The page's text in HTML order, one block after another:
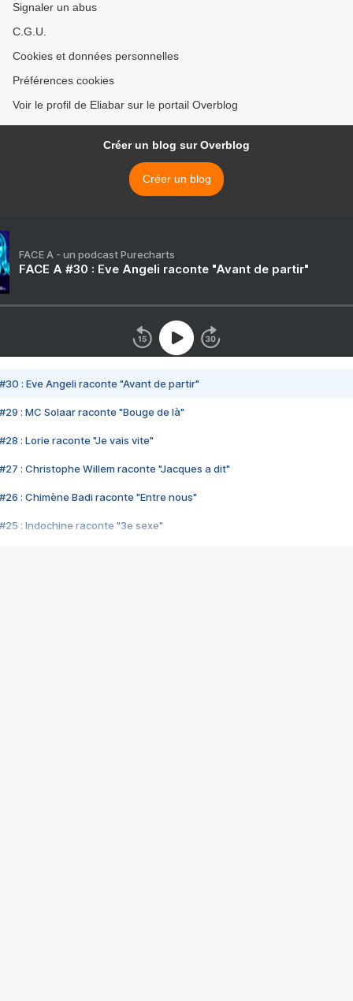
Signaler un abus
C.G.U.
Cookies et données personnelles
Préférences cookies
Voir le profil de Eliabar sur le portail Overblog
Créer un blog sur Overblog
Créer un blog
FACE A - un podcast Purecharts
FACE A #30 : Eve Angeli raconte "Avant de partir"
#30 : Eve Angeli raconte "Avant de partir"
#29 : MC Solaar raconte "Bouge de là"
#28 : Lorie raconte "Je vais vite"
#27 : Christophe Willem raconte "Jacques a dit"
#26 : Chimène Badi raconte "Entre nous"
#25 : Indochine raconte "3e sexe"